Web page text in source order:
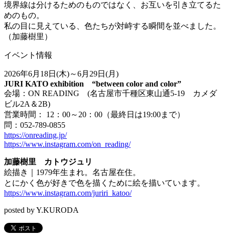
境界線は分けるためのものではなく、お互いを引き立てるた
めのもの。
私の目に見えている、色たちが対峙する瞬間を並べました。
（加藤樹里）
イベント情報
2026年6月18日(木)～6月29日(月)
JURI KATO exhibition “between color and color”
会場：ON READING (名古屋市千種区東山通5-19 カメダ
ビル2A＆2B)
営業時間： 12：00～20：00（最終日は19:00まで）
問：052-789-0855
https://onreading.jp/
https://www.instagram.com/on_reading/
加藤樹里 カトウジュリ
絵描き｜1979年生まれ。名古屋在住。
とにかく色が好きで色を描くために絵を描いています。
https://www.instagram.com/juriri_katoo/
posted by Y.KURODA